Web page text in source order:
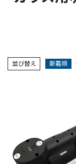
先端工具
並び替え 新着順